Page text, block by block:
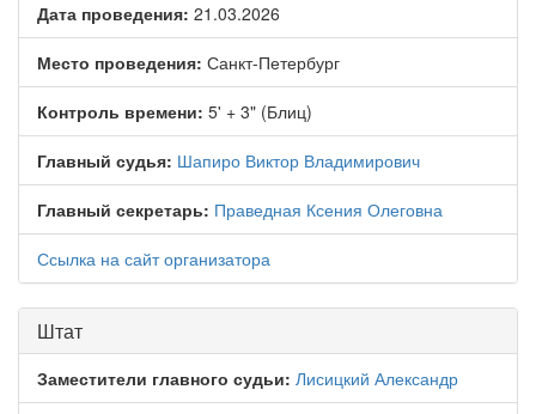
Дата проведения: 21.03.2026
Место проведения: Санкт-Петербург
Контроль времени: 5' + 3" (Блиц)
Главный судья: Шапиро Виктор Владимирович
Главный секретарь: Праведная Ксения Олеговна
Ссылка на сайт организатора
Штат
Заместители главного судьи: Лисицкий Александр